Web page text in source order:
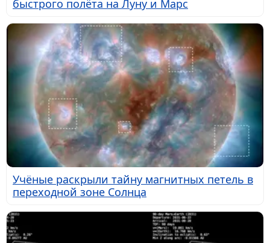
быстрого полёта на Луну и Марс
Учёные раскрыли тайну магнитных петель в
переходной зоне Солнца